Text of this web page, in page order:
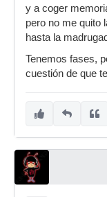
y a coger
pero no me quito
hasta la
Tenemos fases,
cuestión de que